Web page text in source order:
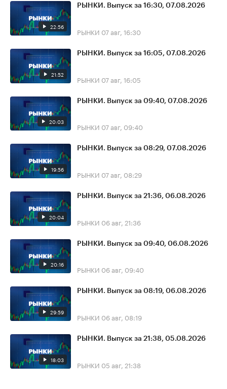
22:56
РЫНКИ. Выпуск за 16:30, 07.08.2026
РЫНКИ 07 авг, 16:30
21:52
РЫНКИ. Выпуск за 16:05, 07.08.2026
РЫНКИ 07 авг, 16:05
20:03
РЫНКИ. Выпуск за 09:40, 07.08.2026
РЫНКИ 07 авг, 09:40
19:56
РЫНКИ. Выпуск за 08:29, 07.08.2026
РЫНКИ 07 авг, 08:29
20:04
РЫНКИ. Выпуск за 21:36, 06.08.2026
РЫНКИ 06 авг, 21:36
20:16
РЫНКИ. Выпуск за 09:40, 06.08.2026
РЫНКИ 06 авг, 09:40
29:59
РЫНКИ. Выпуск за 08:19, 06.08.2026
РЫНКИ 06 авг, 08:19
18:03
РЫНКИ. Выпуск за 21:38, 05.08.2026
РЫНКИ 05 авг, 21:38